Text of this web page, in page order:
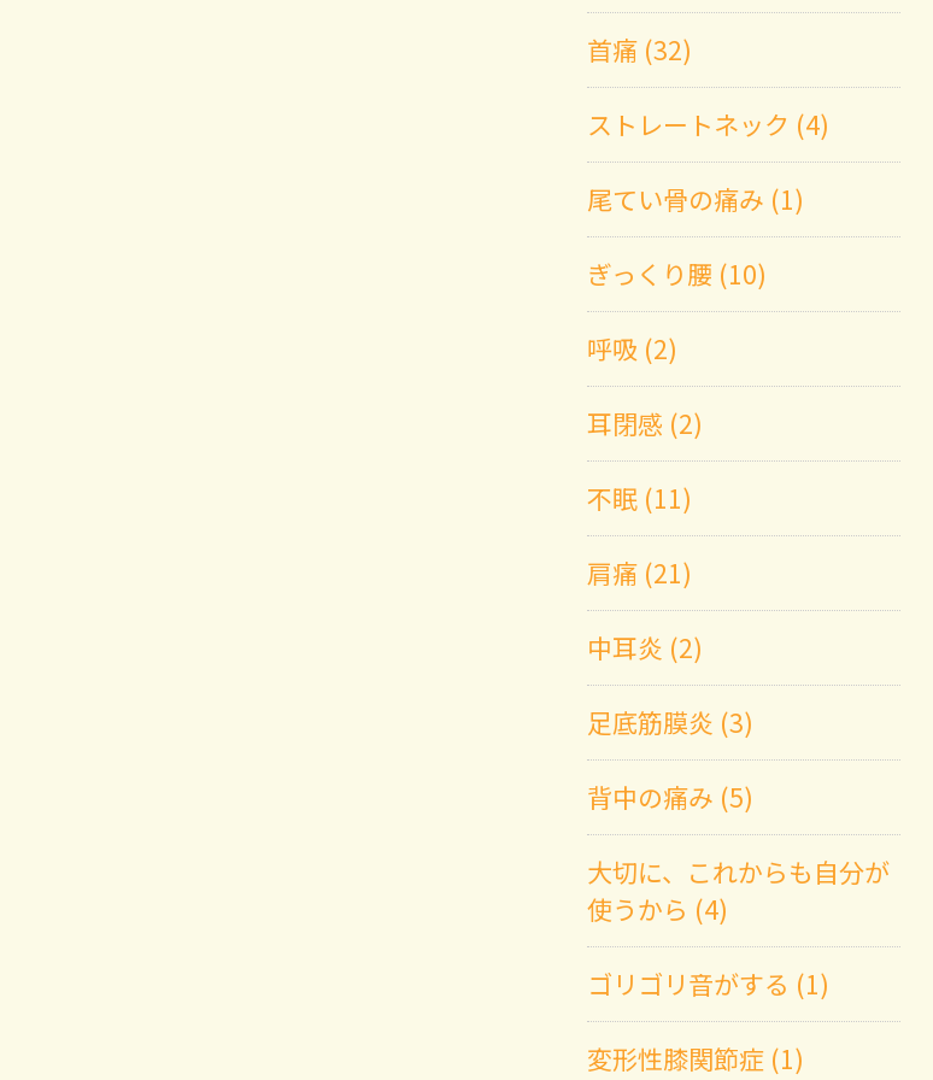
首痛 (32)
ストレートネック (4)
尾てい骨の痛み (1)
ぎっくり腰 (10)
呼吸 (2)
耳閉感 (2)
不眠 (11)
肩痛 (21)
中耳炎 (2)
足底筋膜炎 (3)
背中の痛み (5)
大切に、これからも自分が
使うから (4)
ゴリゴリ音がする (1)
変形性膝関節症 (1)